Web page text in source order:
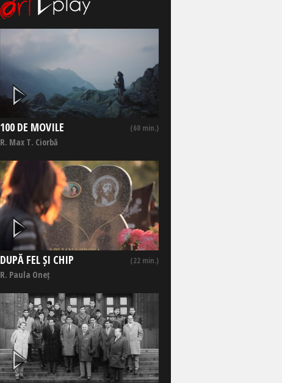
100 DE MOVILE (60 min.)
R. Max T. Ciorbă
DUPĂ FEL ȘI CHIP (22 min.)
R. Paula Oneț